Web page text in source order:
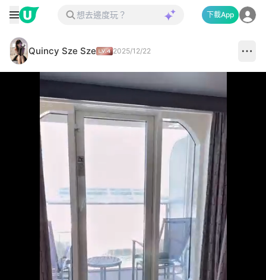
下載App
Quincy Sze Sze 2025/12/22